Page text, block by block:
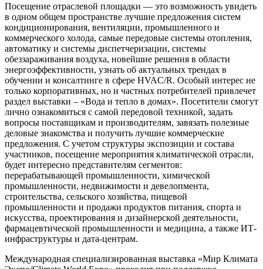
Посещение отраслевой площадки — это возможность увидеть
в одном общем пространстве лучшие предложения систем
кондиционирования, вентиляции, промышленного и
коммерческого холода, самые передовые системы отопления,
автоматику и системы диспетчеризации, системы
обеззараживания воздуха, новейшие решения в области
энергоэффективности, узнать об актуальных трендах в
обучении и консалтинге в сфере HVAC/R. Особый интерес не
только корпоративных, но и частных потребителей привлечет
раздел выставки – «Вода и тепло в домах». Посетители смогут
лично ознакомиться с самой передовой техникой, задать
вопросы поставщикам и производителям, завязать полезные
деловые знакомства и получить лучшие коммерческие
предложения. С учетом структуры экспозиции и состава
участников, посещение мероприятия климатической отрасли,
будет интересно представителям сегментов:
перерабатывающей промышленности, химической
промышленности, недвижимости и девелопмента,
строительства, сельского хозяйства, пищевой
промышленности и продажи продуктов питания, спорта и
искусства, проектирования и дизайнерской деятельности,
фармацевтической промышленности и медицина, а также ИТ-
инфраструктуры и дата-центрам.
Международная специализированная выставка «Мир Климата